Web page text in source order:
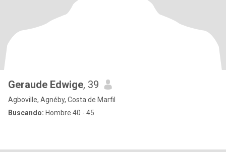
Geraude Edwige, 39
Agboville, Agnéby, Costa de Marfil
Buscando: Hombre 40 - 45